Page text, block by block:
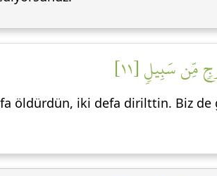
مِّن سَبِيلٖ [١١]
öldürdün, iki defa dirilttin. Biz de